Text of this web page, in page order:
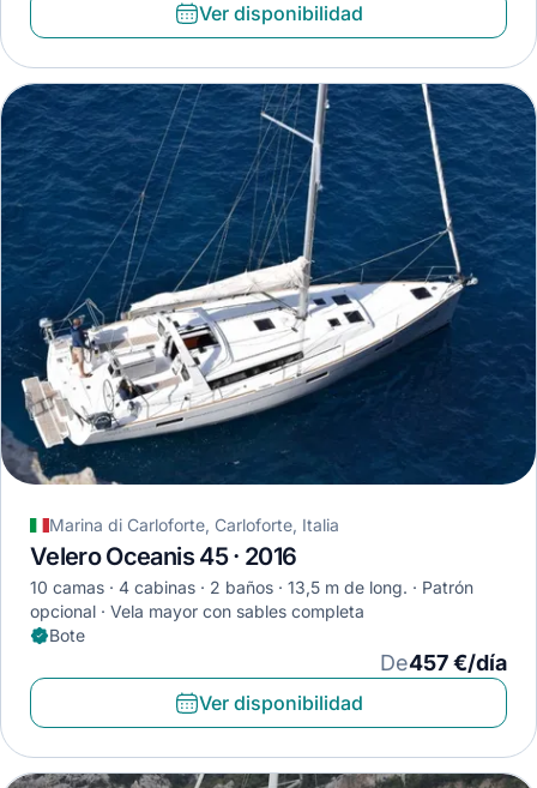
Ver disponibilidad
Marina di Carloforte, Carloforte, Italia
Velero Oceanis 45 · 2016
10 camas 4 cabinas 2 baños 13,5 m de long.
Patrón
opcional
Vela mayor con sables completa
Bote
De457 €/día
Ver disponibilidad